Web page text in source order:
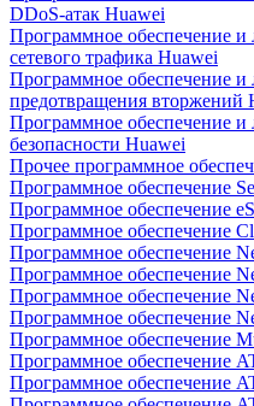
DDoS-атак Huawei
Программное обеспечение и
сетевого трафика Huawei
Программное обеспечение и
предотвращения вторжений
Программное обеспечение и
безопасности Huawei
Прочее программное
Программное обеспечение
Программное обеспечение
Программное обеспечение
Программное обеспечение
Программное обеспечение
Программное обеспечение
Программное обеспечение
Программное обеспечение
Программное обеспечение
Программное обеспечение